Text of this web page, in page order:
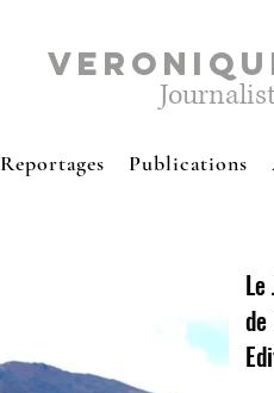
Reportages Publications